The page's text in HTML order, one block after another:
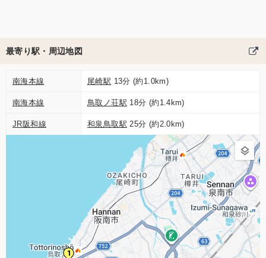
最寄り駅・周辺地図
南海本線 尾崎駅 13分 (約1.0km)
南海本線 鳥取ノ荘駅 18分 (約1.4km)
JR阪和線 和泉鳥取駅 25分 (約2.0km)
1